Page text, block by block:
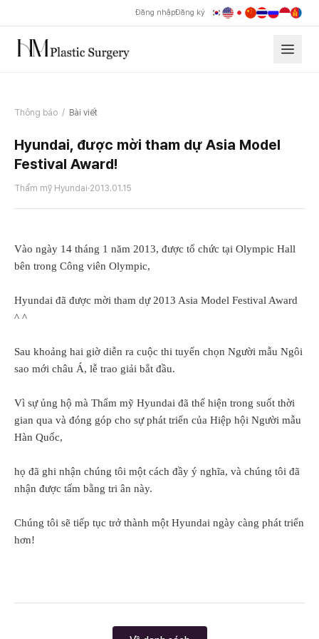
Đăng nhậpĐăng ký
Thông báo / Bài viết
Hyundai, được mời tham dự Asia Model
Festival Award!
Thẩm mỹ Hyundai·2013.01.15
Vào ngày 14 tháng 1 năm 2013, được tổ chức tại Olympic Hall
bên trong Công viên Olympic,
Hyundai đã được mời tham dự 2013 Asia Model Festival Award
^ ^
Sau khoảng hai giờ diễn ra cuộc thi tuyển chọn Người mẫu Ngôi
sao mới châu Á, lễ trao giải bắt đầu.
Vì sự ủng hộ mà Thẩm mỹ Hyundai đã thể hiện trong suốt thời
gian qua và đóng góp cho sự phát triển của Hiệp hội Người mẫu
Hàn Quốc,
họ đã ghi nhận chúng tôi một cách đầy ý nghĩa, và chúng tôi đã
nhận được tấm bằng tri ân này.
Chúng tôi sẽ tiếp tục trở thành một Hyundai ngày càng phát triển
hơn!